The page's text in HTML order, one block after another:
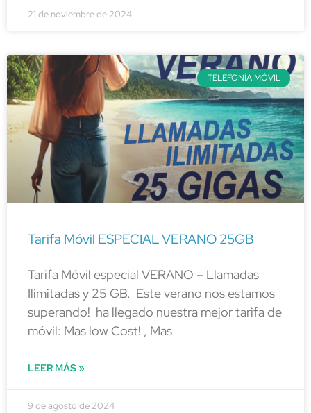
21 de noviembre de 2024
TELEFONÍA MÓVIL
Tarifa Móvil ESPECIAL VERANO 25GB
Tarifa Móvil especial VERANO – Llamadas
Ilimitadas y 25 GB. Este verano nos estamos
superando! ha llegado nuestra mejor tarifa de
móvil: Mas low Cost! , Mas
LEER MÁS »
9 de agosto de 2024